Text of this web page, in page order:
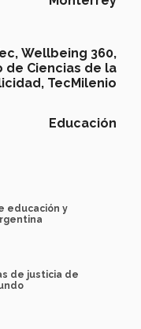
Wellbeing 360,
de Ciencias de la
TecMilenio
Educación
educación y
de justicia de